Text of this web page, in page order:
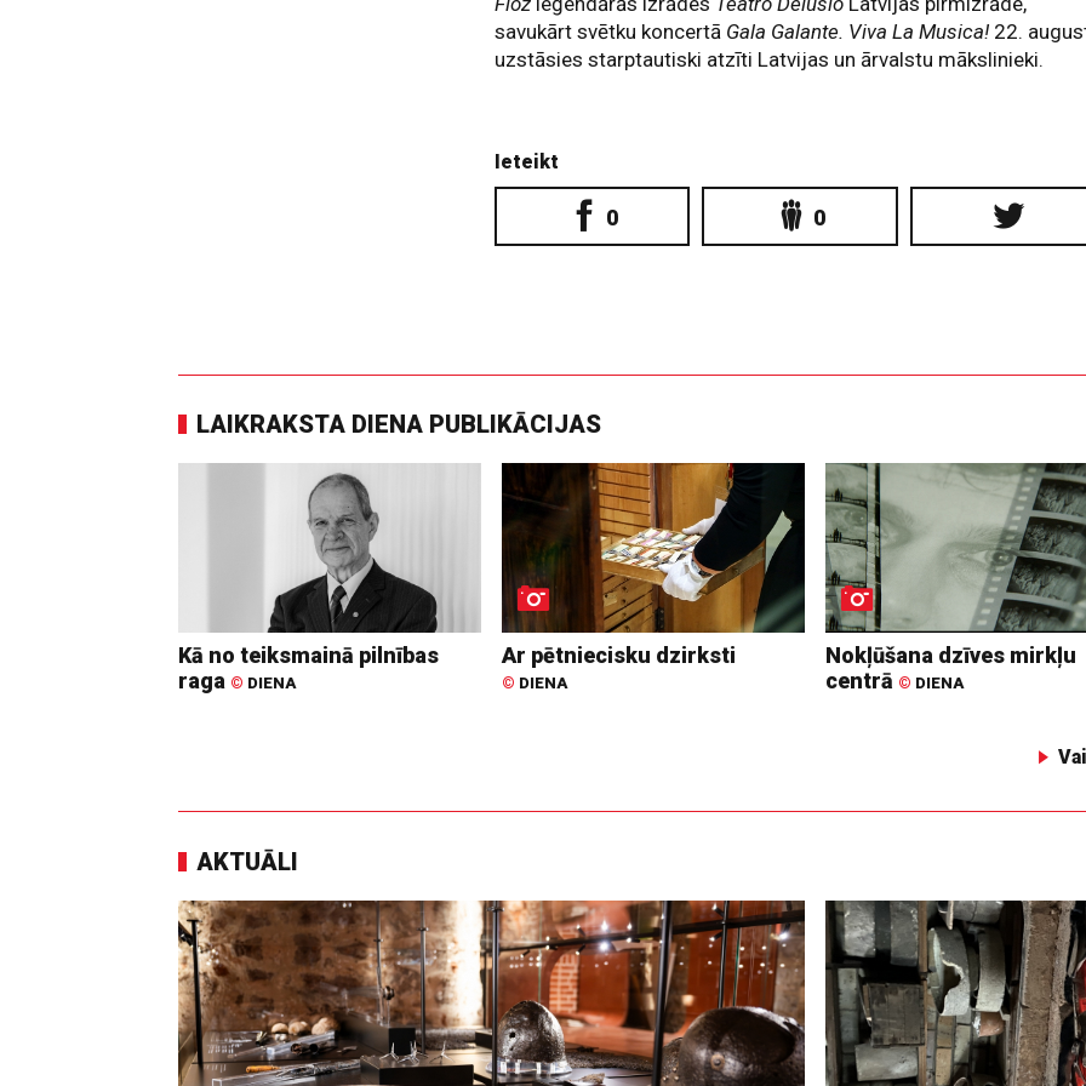
savukārt svētku koncertā Gala Galante. Viva La Musica! 22.
uzstāsies starptautiski atzīti Latvijas un ārvalstu mākslinieki.
Ieteikt
0 0
LAIKRAKSTA DIENA PUBLIKĀCIJAS
Kā no teiksmainā pilnības
raga © DIENA
Ar pētniecisku dzirksti
© DIENA
Nokļūšana dzīves mirkļu
centrā © DIENA
AKTUĀLI